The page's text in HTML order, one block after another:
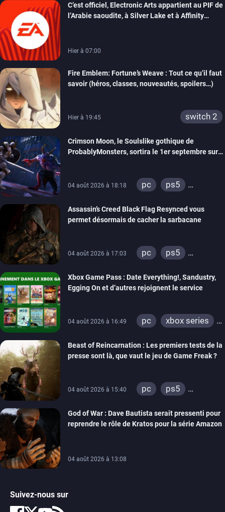
C’est officiel, Electronic Arts appartient au PIF de
l’Arabie saoudite, à Silver Lake et à Affinity
Hier à 07:00
Fire Emblem: Fortune’s Weave : Tout ce qu’il faut
savoir (héros, classes, nouveautés, spoilers…)
Hier à 19:45 switch 2
Crimson Moon, le Soulslike gothique de
ProbablyMonsters, sortira le 1er septembre sur
04 août 2026 à 18:18 pc
ps5
Assassin’s Creed Black Flag Resynced vous
permet désormais de cacher la sarbacane
04 août 2026 à 17:03 pc
ps5
Xbox Game Pass : Date Everything!, Sandustry,
Egging On et d’autres rejoignent le service
04 août 2026 à 16:49 pc
xbox series
Beast of Reincarnation : Les premiers tests de la
presse sont là, que vaut le jeu de Game Freak ?
04 août 2026 à 15:40 pc
ps5
God of War : Dave Bautista serait pressenti pour
reprendre le rôle de Kratos pour la série Amazon
04 août 2026 à 13:08
Suivez-nous sur